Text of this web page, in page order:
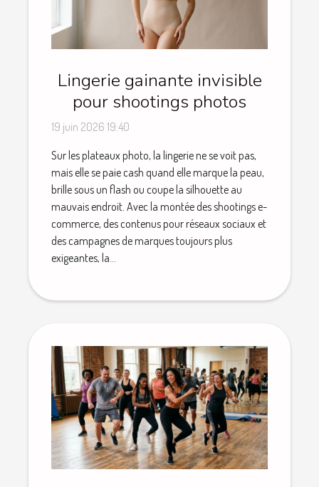
Lingerie gainante invisible
pour shootings photos
19 juin 2026 19:40
Sur les plateaux photo, la lingerie ne se voit pas,
mais elle se paie cash quand elle marque la peau,
brille sous un flash ou coupe la silhouette au
mauvais endroit. Avec la montée des shootings e-
commerce, des contenus pour réseaux sociaux et
des campagnes de marques toujours plus
exigeantes, la...